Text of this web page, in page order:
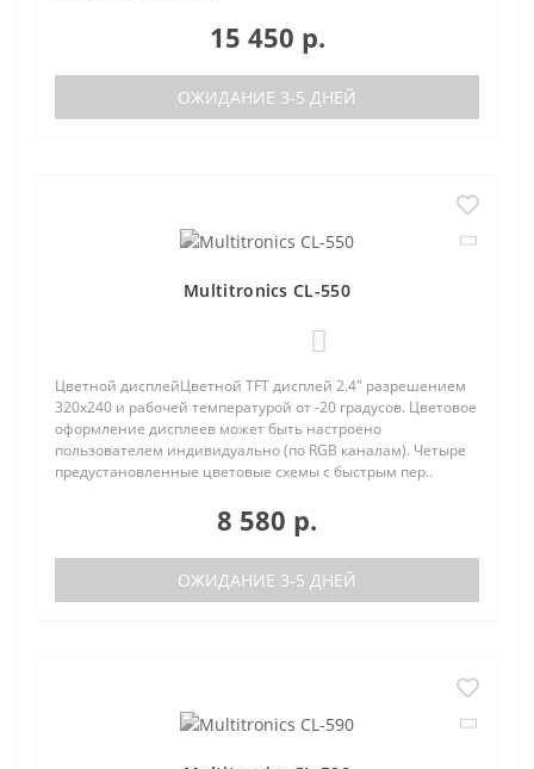
15 450 р.
ОЖИДАНИЕ 3-5 ДНЕЙ
Multitronics CL-550
Цветной дисплейЦветной TFT дисплей 2.4" разрешением
320х240 и рабочей температурой от -20 градусов. Цветовое
оформление дисплеев может быть настроено
пользователем индивидуально (по RGB каналам). Четыре
предустановленные цветовые схемы с быстрым пер..
8 580 р.
ОЖИДАНИЕ 3-5 ДНЕЙ